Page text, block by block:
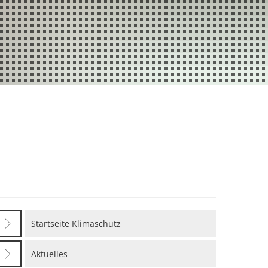
Energiemanagement
Klimaschutzkonzept
Klimaschutzatlas
Netzwerk
E-Rechnung
Startseite Klimaschutz
Aktuelles